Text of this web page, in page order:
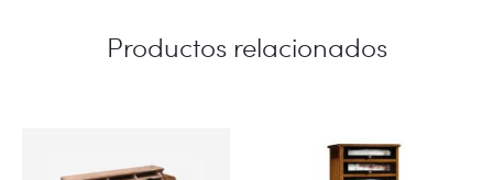
Productos relacionados